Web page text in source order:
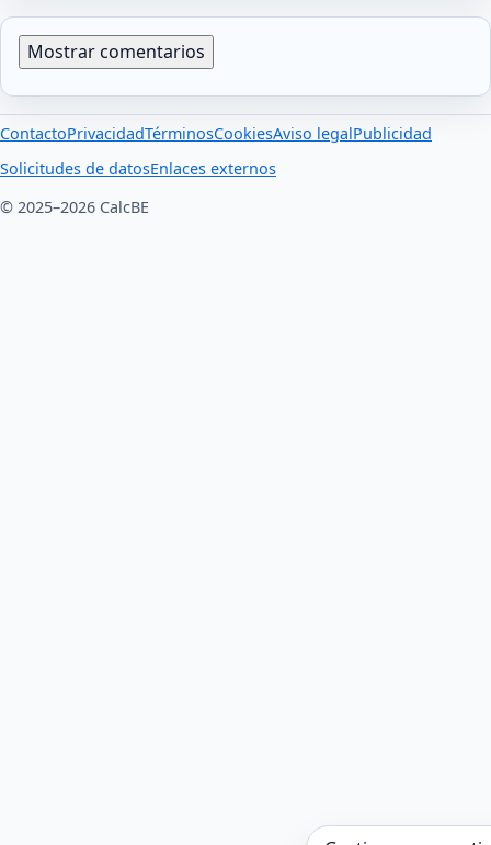
Mostrar comentarios
ContactoPrivacidadTérminosCookiesAviso legalPublicidad
Solicitudes de datosEnlaces externos
© 2025–2026 CalcBE